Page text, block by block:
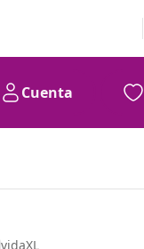
Cuenta
vidaXL